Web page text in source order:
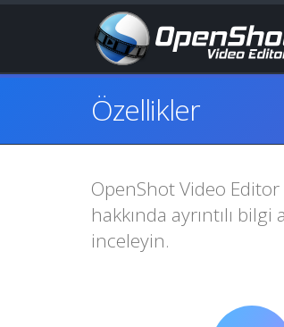
Özellikler
OpenShot Video
hakkında ayrıntılı
inceleyin.